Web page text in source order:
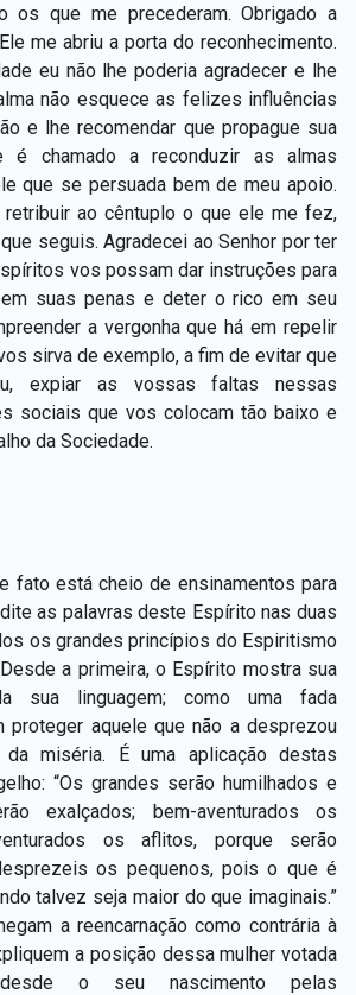
os que me precederam. Obrigado a
me abriu a porta do reconhecimento.
eu não lhe poderia agradecer e lhe
não esquece as felizes influências
e lhe recomendar que propague sua
é chamado a reconduzir as almas
que se persuada bem de meu apoio.
ao cêntuplo o que ele me fez,
seguis. Agradecei ao Senhor por ter
vos possam dar instruções para
suas penas e deter o rico em seu
a vergonha que há em repelir
sirva de exemplo, a fim de evitar que
expiar as vossas faltas nessas
sociais que vos colocam tão baixo e
da Sociedade.
fato está cheio de ensinamentos para
as palavras deste Espírito nas duas
os grandes princípios do Espiritismo
a primeira, o Espírito mostra sua
sua linguagem; como uma fada
proteger aquele que não a desprezou
miséria. É uma aplicação destas
“Os grandes serão humilhados e
exalçados; bem-aventurados os
os aflitos, porque serão
os pequenos, pois o que é
talvez seja maior do que imaginais.”
a reencarnação como contrária à
a posição dessa mulher votada
o seu nascimento pelas